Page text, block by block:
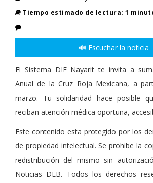
Tiempo estimado de lectura: 1
🔊 Escuchar la noticia
El Sistema DIF Nayarit te invita a
Anual de la Cruz Roja Mexicana, a
marzo. Tu solidaridad hace posible
reciban atención médica oportuna,
Este contenido esta protegido por los
de propiedad intelectual. Se prohibe la
redistribución del mismo sin
Noticias DLB. Todos los derechos